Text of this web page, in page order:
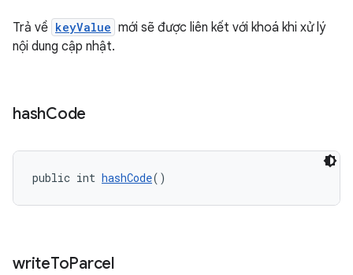
Trả về keyValue mới sẽ được liên kết với khoá khi xử lý
nội dung cập nhật.
hashCode
public int hashCode()
writeToParcel